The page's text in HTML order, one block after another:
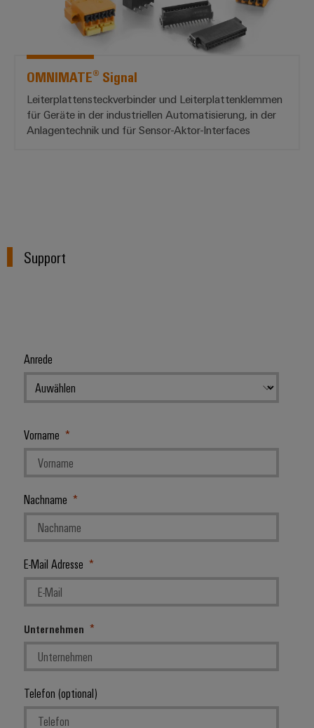
Windenergie
Effizienter
von
Windparks
Bestückte
Klemmenleisten
Modifizierte
und
bestückte
Gehäuse
Digital
auf einem
schnell
OMNIMATE® Signal
Leiterplattensteckverbinder und Leiterplattenklemmen
für Geräte in der industriellen Automatisierung, in der
Anlagentechnik und für Sensor-Aktor-Interfaces
Support
Anrede
Vorname
Nachname
E-Mail Adresse
Unternehmen
Telefon (optional)